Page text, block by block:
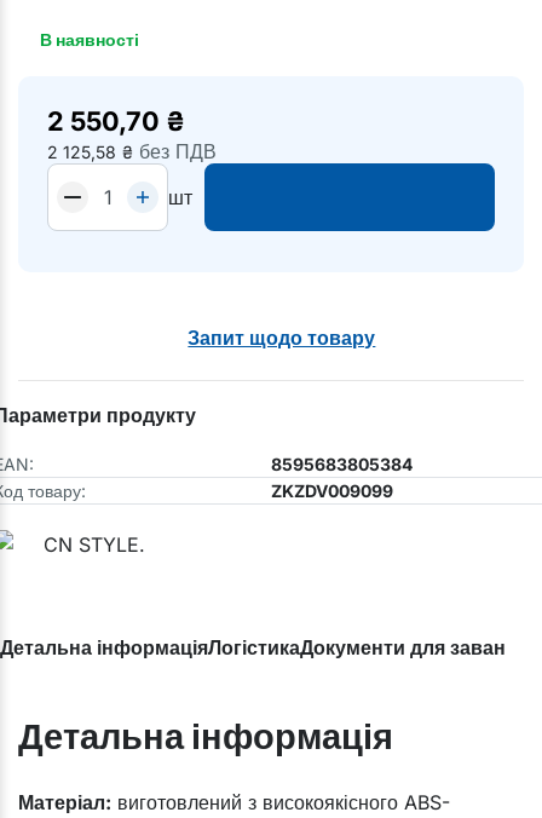
В наявності
2 550,70 ₴
2 125,58 ₴ без ПДВ
шт
Запит щодо товару
продукту
8595683805384
товару:
ZKZDV009099
Детальна інформаціяЛогістикаДокументи для
Детальна інформація
​Матеріал: виготовлений з високоякісного ABS-